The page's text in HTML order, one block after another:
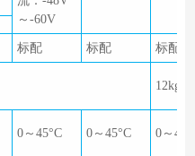
～-60V
标配 标配 标配
12kg
0～45°C 0～45°C 0～